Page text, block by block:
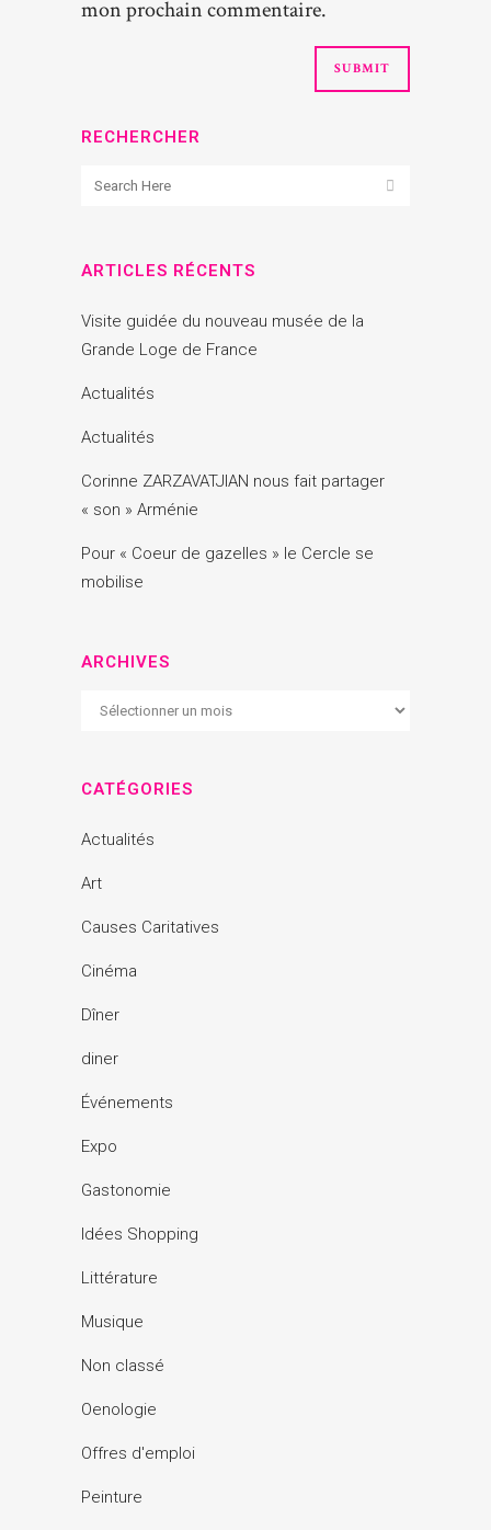
mon prochain commentaire.
RECHERCHER
ARTICLES RÉCENTS
Visite guidée du nouveau musée de la
Grande Loge de France
Actualités
Actualités
Corinne ZARZAVATJIAN nous fait partager
« son » Arménie
Pour « Coeur de gazelles » le Cercle se
mobilise
ARCHIVES
Archives
CATÉGORIES
Actualités
Art
Causes Caritatives
Cinéma
Dîner
diner
Événements
Expo
Gastonomie
Idées Shopping
Littérature
Musique
Non classé
Oenologie
Offres d'emploi
Peinture